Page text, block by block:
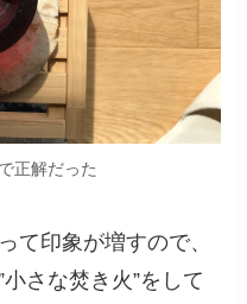
正解だった
て印象が増すので、
さな焚き火”をして